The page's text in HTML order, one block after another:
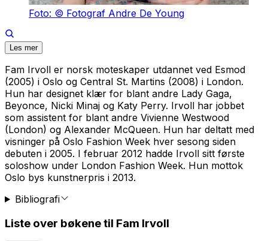
Foto: © Fotograf Andre De Young
Les mer
Fam Irvoll er norsk moteskaper utdannet ved Esmod
(2005) i Oslo og Central St. Martins (2008) i London.
Hun har designet klær for blant andre Lady Gaga,
Beyonce, Nicki Minaj og Katy Perry. Irvoll har jobbet
som assistent for blant andre Vivienne Westwood
(London) og Alexander McQueen. Hun har deltatt med
visninger på Oslo Fashion Week hver sesong siden
debuten i 2005. I februar 2012 hadde Irvoll sitt første
soloshow under London Fashion Week. Hun mottok
Oslo bys kunstnerpris i 2013.
Bibliografi
Liste over bøkene til Fam Irvoll